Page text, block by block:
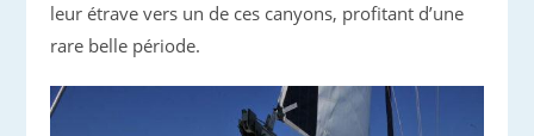
leur étrave vers un de ces canyons, profitant d’une
rare belle période.